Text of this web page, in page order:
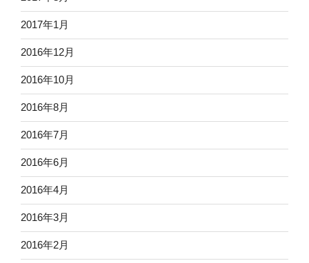
2017年1月
2016年12月
2016年10月
2016年8月
2016年7月
2016年6月
2016年4月
2016年3月
2016年2月